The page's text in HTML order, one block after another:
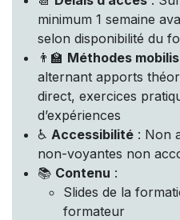
minimum 1 semaine
selon disponibilité du
👨‍🏫 Méthodes
alternant apports
direct, exercices
d’expériences
♿ Accessibilité : Non
non-voyantes non
📚 Contenu :
Slides de la
formateur